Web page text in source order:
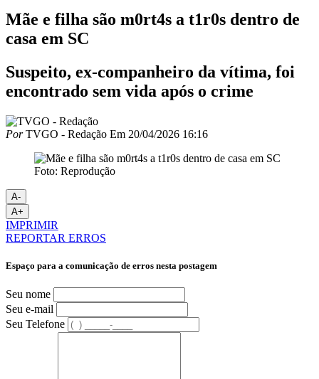
Mãe e filha são m0rt4s a t1r0s dentro de
casa em SC
Suspeito, ex-companheiro da vítima, foi
encontrado sem vida após o crime
PorTVGO - Redação Em 20/04/2026 16:16
Foto: Reprodução
A-
A+
IMPRIMIR
REPORTAR ERROS
Espaço para a comunicação de erros nesta postagem
Seu nome
Seu e-mail
Seu Telefone